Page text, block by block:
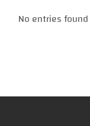
No entries